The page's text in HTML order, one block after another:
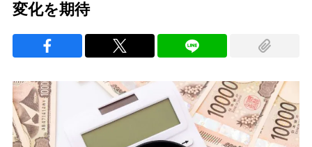
変化を期待